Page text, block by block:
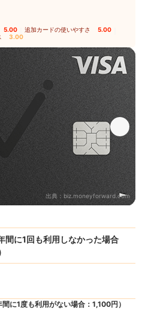
5.00 追加カードの使いやすさ 5.00
3.00
出典： biz.moneyforward.com
間に1回も利用しなかった場合
に1度も利用がない場合：1,100円）